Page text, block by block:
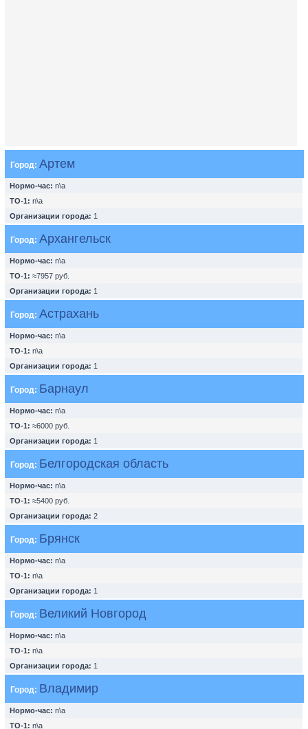
Город: Артем
Нормо-час: n\a
ТО-1: n\a
Организации города: 1
Город: Архангельск
Нормо-час: n\a
ТО-1: ≈7957 руб.
Организации города: 1
Город: Астрахань
Нормо-час: n\a
ТО-1: n\a
Организации города: 1
Город: Барнаул
Нормо-час: n\a
ТО-1: ≈6000 руб.
Организации города: 1
Город: Белгородская область
Нормо-час: n\a
ТО-1: ≈5400 руб.
Организации города: 2
Город: Брянск
Нормо-час: n\a
ТО-1: n\a
Организации города: 1
Город: Великий Новгород
Нормо-час: n\a
ТО-1: n\a
Организации города: 1
Город: Владимир
Нормо-час: n\a
ТО-1: n\a